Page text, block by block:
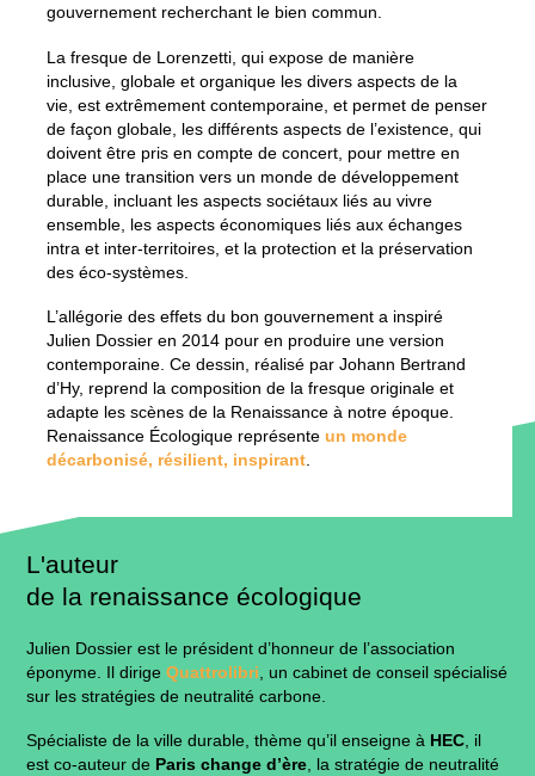
gouvernement recherchant le bien commun.
La fresque de Lorenzetti, qui expose de manière
inclusive, globale et organique les divers aspects de la
vie, est extrêmement contemporaine, et permet de penser
de façon globale, les différents aspects de l’existence, qui
doivent être pris en compte de concert, pour mettre en
place une transition vers un monde de développement
durable, incluant les aspects sociétaux liés au vivre
ensemble, les aspects économiques liés aux échanges
intra et inter-territoires, et la protection et la préservation
des éco-systèmes.
L’allégorie des effets du bon gouvernement a inspiré
Julien Dossier en 2014 pour en produire une version
contemporaine. Ce dessin, réalisé par Johann Bertrand
d’Hy, reprend la composition de la fresque originale et
adapte les scènes de la Renaissance à notre époque.
Renaissance Écologique représenteun monde
décarbonisé, résilient, inspirant
L'auteur
de la renaissance écologique
Julien Dossier est le président d’honneur de l’association
éponyme. Il dirigeQuattrolibri, un cabinet de conseil spécialisé
sur les stratégies de neutralité carbone.
Spécialiste de la ville durable, thème qu’il enseigne à HEC, il
est co-auteur de Paris change d’ère, la stratégie de neutralité